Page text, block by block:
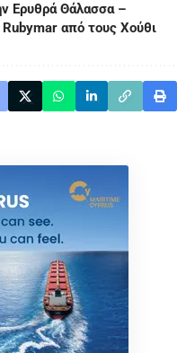
Ερυθρά Θάλασσα –
από τους Χούθι